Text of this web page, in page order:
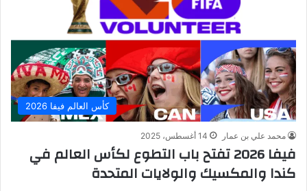
كأس العالم فيفا 2026
محمد علي بن عمار 14 أغسطس، 2025
فيفا 2026 تفتح باب التطوع لكأس العالم في
كندا والمكسيك والولايات المتحدة